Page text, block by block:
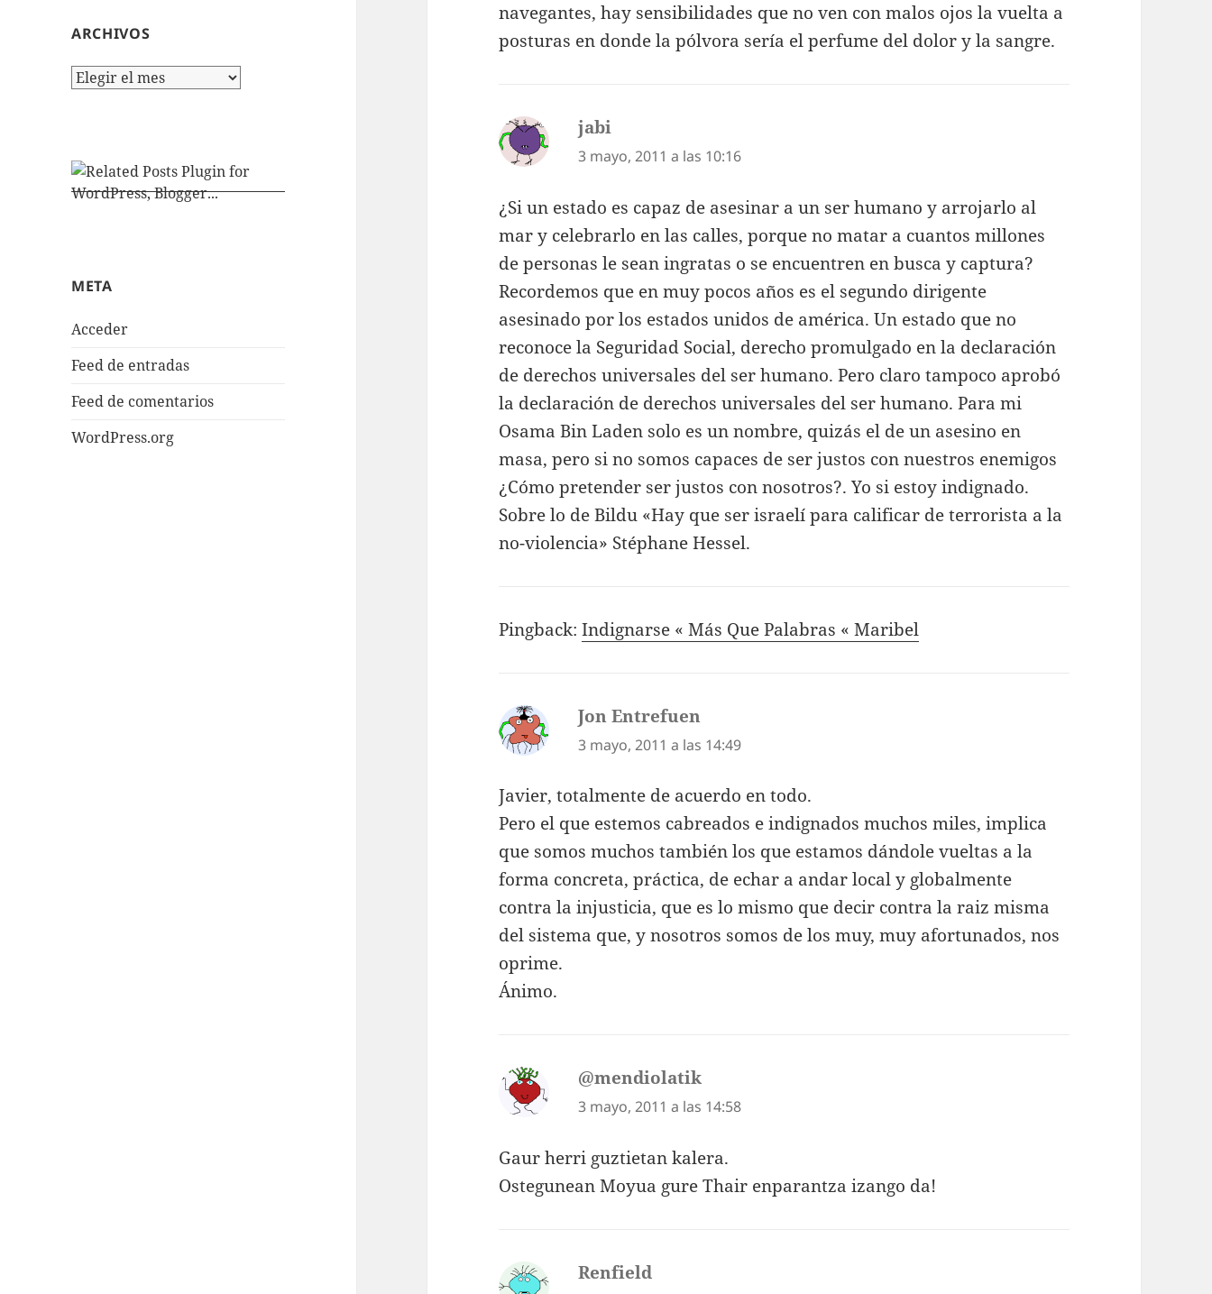
ARCHIVOS
Archivos
META
Acceder
Feed de entradas
Feed de comentarios
WordPress.org
navegantes, hay sensibilidades que no ven con malos ojos la vuelta a
posturas en donde la pólvora sería el perfume del dolor y la sangre.
jabi
3 mayo, 2011 a las 10:16
¿Si un estado es capaz de asesinar a un ser humano y arrojarlo al
mar y celebrarlo en las calles, porque no matar a cuantos millones
de personas le sean ingratas o se encuentren en busca y captura?
Recordemos que en muy pocos años es el segundo dirigente
asesinado por los estados unidos de américa. Un estado que no
reconoce la Seguridad Social, derecho promulgado en la declaración
de derechos universales del ser humano. Pero claro tampoco aprobó
la declaración de derechos universales del ser humano. Para mi
Osama Bin Laden solo es un nombre, quizás el de un asesino en
masa, pero si no somos capaces de ser justos con nuestros enemigos
¿Cómo pretender ser justos con nosotros?. Yo si estoy indignado.
Sobre lo de Bildu «Hay que ser israelí para calificar de terrorista a la
no-violencia» Stéphane Hessel.
Pingback:Indignarse « Más Que Palabras « Maribel
Jon Entrefuen
3 mayo, 2011 a las 14:49
Javier, totalmente de acuerdo en todo.
Pero el que estemos cabreados e indignados muchos miles, implica
que somos muchos también los que estamos dándole vueltas a la
forma concreta, práctica, de echar a andar local y globalmente
contra la injusticia, que es lo mismo que decir contra la raiz misma
del sistema que, y nosotros somos de los muy, muy afortunados, nos
oprime.
Ánimo.
@mendiolatik
3 mayo, 2011 a las 14:58
Gaur herri guztietan kalera.
Ostegunean Moyua gure Thair enparantza izango da!
Renfield